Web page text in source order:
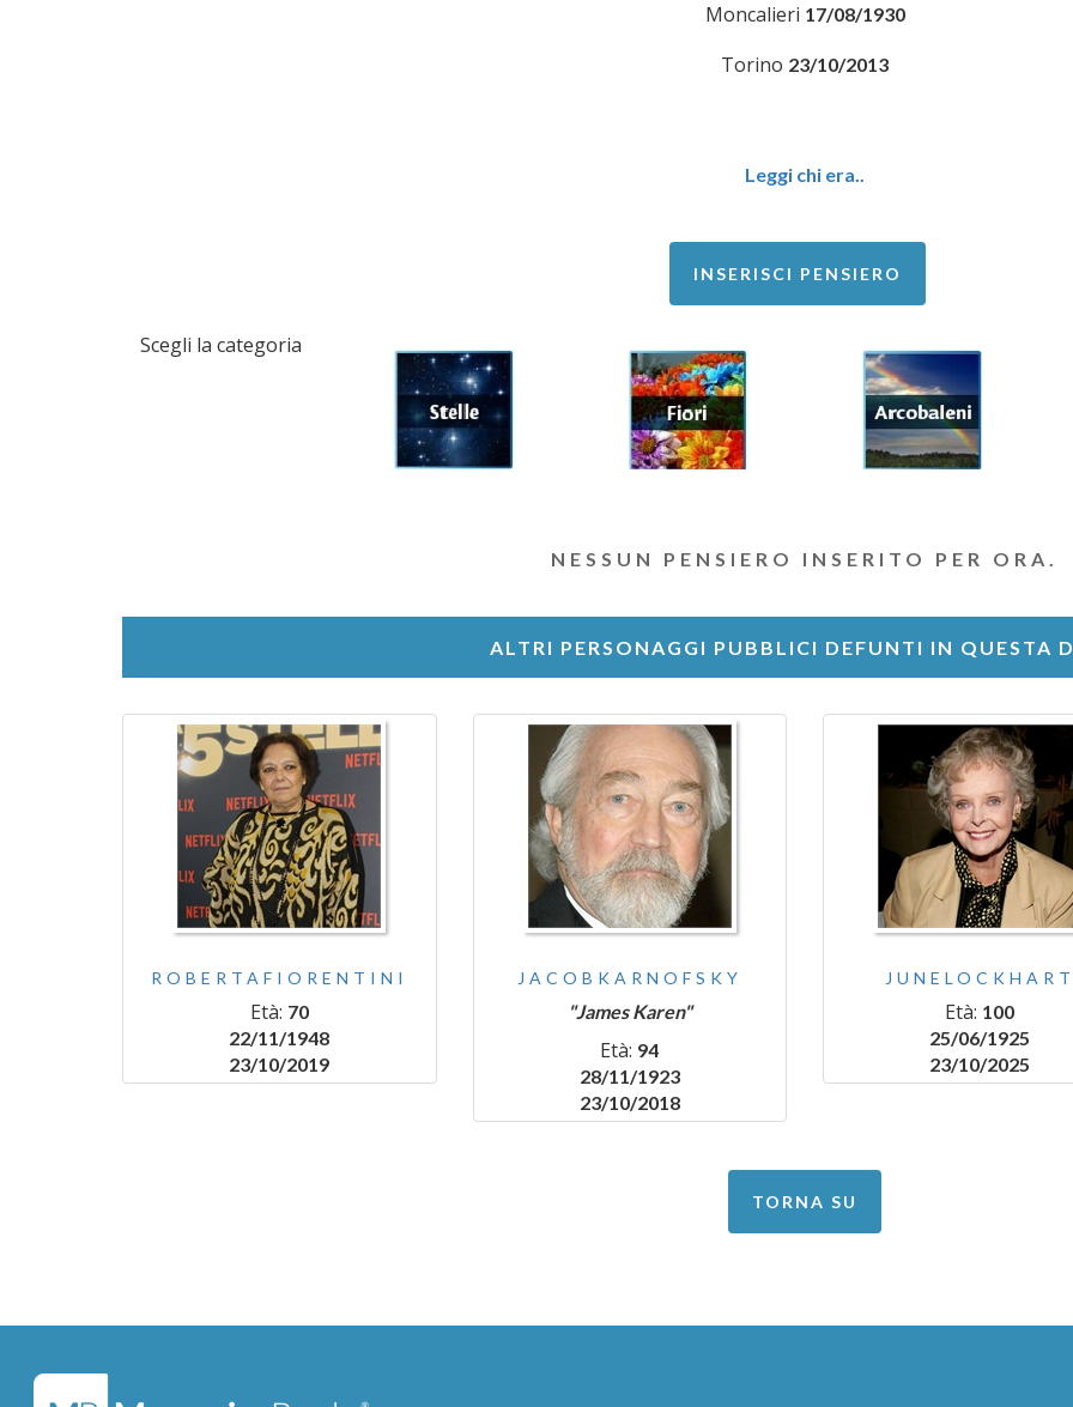
Moncalieri 17/08/1930
Torino 23/10/2013
Leggi chi era..
INSERISCI PENSIERO
Scegli la categoria
NESSUN PENSIERO INSERITO PER ORA.
ALTRI PERSONAGGI PUBBLICI DEFUNTI IN QUESTA
ROBERTAFIORENTINI
Età: 70
22/11/1948
23/10/2019
JACOBKARNOFSKY
"James Karen"
Età: 94
28/11/1923
23/10/2018
Età: 100
25/06/1925
23/10/2025
TORNA SU